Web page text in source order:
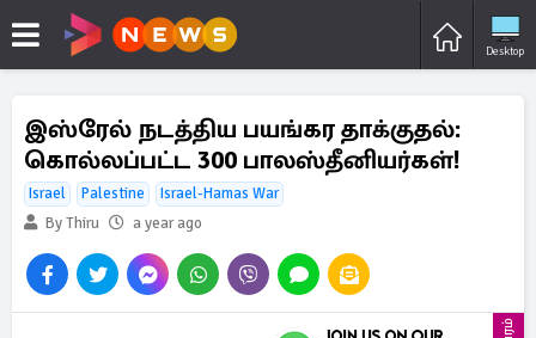
Desktop
இஸ்ரேல் நடத்திய பயங்கர தாக்குதல்:
கொல்லப்பட்ட 300 பாலஸ்தீனியர்கள்!
Israel Palestine
Israel-Hamas War
By Thiru
a year ago